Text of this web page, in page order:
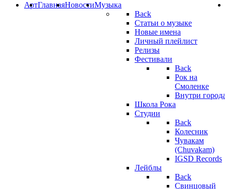
Музыка
Back
Статьи о музыке
Новые имена
Личный плейлист
Релизы
Фестивали
Back
Рок на
Смоленке
Внутри
Школа Рока
Студии
Back
Колесник
Чувакам
(Chuvakam)
IGSD Records
Лейблы
Back
Свинцовый
Новости
Главная
Арт